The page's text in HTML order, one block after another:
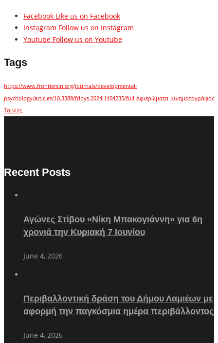
Facebook Like us on Facebook
Instagram Follow us on Instagram
Youtube Follow us on Youtube
Tags
https://www.frontiersin.org/journals/developmental-
psychology/articles/10.3389/fdpys.2024.1404235/full Αφιερώματα Κινηματογράφος
Ταινίες
Recent Posts
Αγώνες Στίβου «Νίκη Μπακογιάννη» για 6η
χρονιά την Κυριακή 7 Ιουνίου
June 4, 2026
Περιβαλλοντική δράση του Δήμου Λαμιέων με
αφορμή την παγκόσμια ημέρα περιβάλλοντος
June 4, 2026